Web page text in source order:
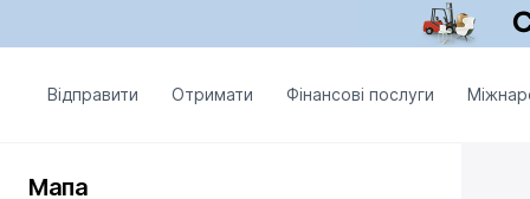
Відправити Отримати Фінансові послуги
Мапа